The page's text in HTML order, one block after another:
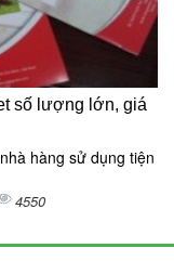
số lượng lớn, giá
hàng sử dụng tiện
4550